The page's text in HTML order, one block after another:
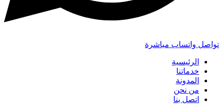
تواصل واتساب مباشرة
الرئيسية
خدماتنا
المدونة
من نحن
اتصل بنا